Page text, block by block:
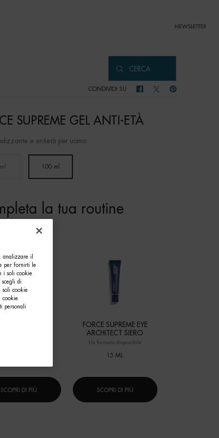
NEWSLETTER
CERCA
CONDIVIDI SU CONDIVIDI SU FACEBOOK
CONDIVIDI SU TWITTER
CONDIVIDI SU
SUPREME GEL ANTI-ETÀ
e antietà per uomo
Selected
, 1 of 2 Selected
100 ml
, 2 of 2
la tua routine
SCOPRI DI PIÙ
FORCE SUPREME EYE
ARCHITECT SIERO
Un formato disponibile
15 ML
SCOPRI DI PIÙ
analizzare il
per fornirti le
i soli cookie
scegli di
soli cookie
cookie
personali